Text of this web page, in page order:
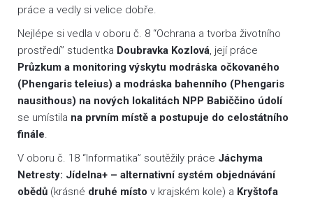
práce a vedly si velice dobře.
Nejlépe si vedla v oboru č. 8 “Ochrana a tvorba životního
prostředí” studentka Doubravka Kozlová, její práce
Průzkum a monitoring výskytu modráska očkovaného
(Phengaris teleius) a modráska bahenního (Phengaris
nausithous) na nových lokalitách NPP Babiččino údolí
se umístila na prvním místě a postupuje do celostátního
finále.
V oboru č. 18 “Informatika” soutěžily práce Jáchyma
Netresty: Jídelna+ – alternativní systém objednávání
obědů (krásné druhé místo v krajském kole) a Kryštofa